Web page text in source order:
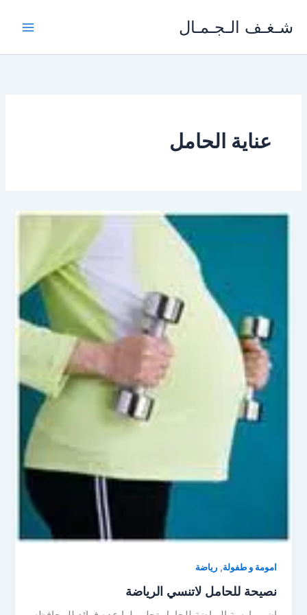
شـغـف الـجـمـال
عناية الحامل
امومة و طفولة,رياضة
نصيحة للحامل لاتنسي الرياضة